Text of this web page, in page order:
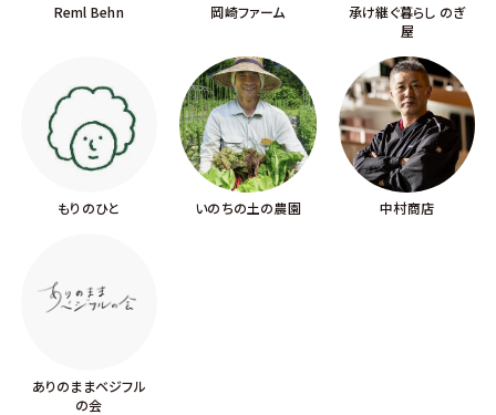
Reml Behn 岡崎ファーム
承け継ぐ暮らし のぎ
屋
もりのひと いのちの土の農園 中村商店
ありのままベジフル
の会